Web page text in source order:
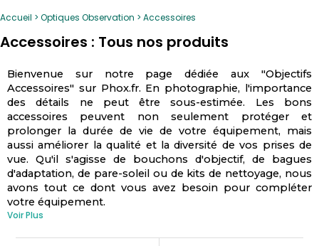
Accueil Optiques Observation Accessoires
Accessoires : Tous nos produits
Bienvenue sur notre page dédiée aux "Objectifs
Accessoires" sur Phox.fr. En photographie, l'importance
des détails ne peut être sous-estimée. Les bons
accessoires peuvent non seulement protéger et
prolonger la durée de vie de votre équipement, mais
aussi améliorer la qualité et la diversité de vos prises de
vue. Qu'il s'agisse de bouchons d'objectif, de bagues
d'adaptation, de pare-soleil ou de kits de nettoyage, nous
avons tout ce dont vous avez besoin pour compléter
votre équipement.
Voir Plus